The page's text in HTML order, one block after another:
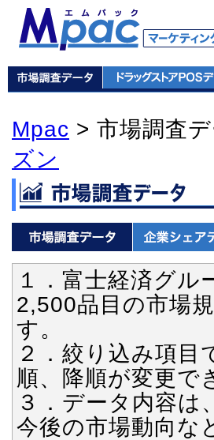
Mpac > 市場調査
ズン
１．富士経済グル
2,500品目の市場
す。
２．絞り込み項目
順、降順が変更で
３．データ内容は
今後の市場動向な